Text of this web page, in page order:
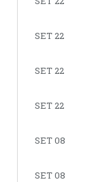
SET 22
SET 22
SET 22
SET 08
SET 08